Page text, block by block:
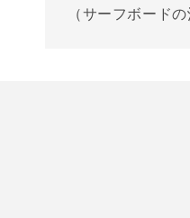
（サーフボード